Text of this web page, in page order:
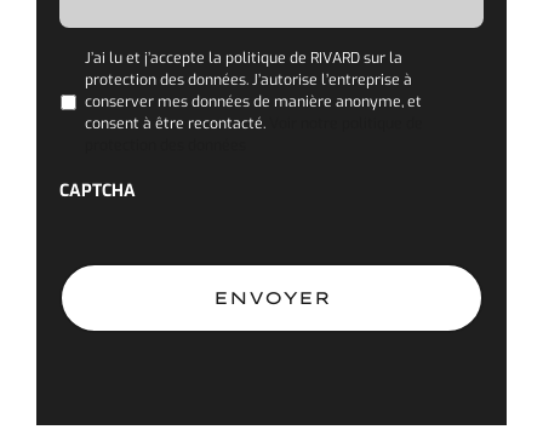
PRIVACY *
J’ai lu et j’accepte la politique de RIVARD sur la
protection des données. J’autorise l’entreprise à
conserver mes données de manière anonyme, et
consent à être recontacté.
CAPTCHA